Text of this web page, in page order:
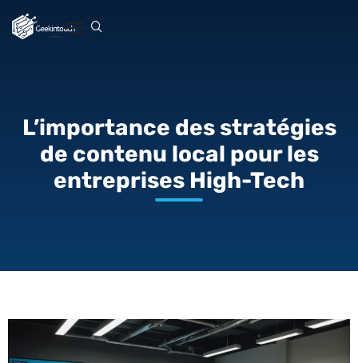
L’importance des stratégies
de contenu local pour les
entreprises High-Tech